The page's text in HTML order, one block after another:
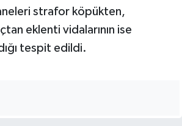
strafor köpükten,
eklenti vidalarının ise
tespit edildi.